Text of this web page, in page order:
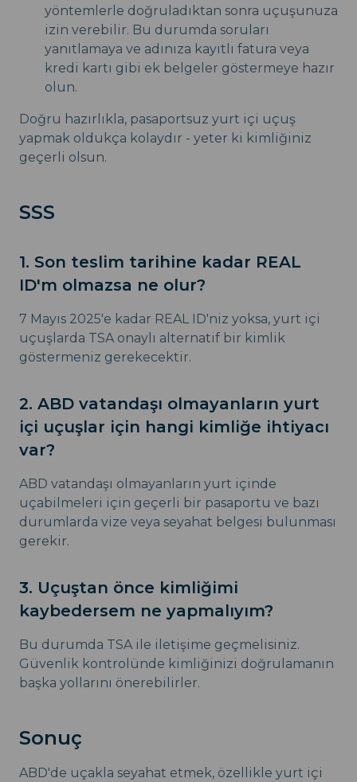
yöntemlerle doğruladıktan sonra uçuşunuza
izin verebilir. Bu durumda soruları
yanıtlamaya ve adınıza kayıtlı fatura veya
kredi kartı gibi ek belgeler göstermeye hazır
olun.
Doğru hazırlıkla, pasaportsuz yurt içi uçuş
yapmak oldukça kolaydır - yeter ki kimliğiniz
geçerli olsun.
SSS
1. Son teslim tarihine kadar REAL
ID'm olmazsa ne olur?
7 Mayıs 2025'e kadar REAL ID'niz yoksa, yurt içi
uçuşlarda TSA onaylı alternatif bir kimlik
göstermeniz gerekecektir.
2. ABD vatandaşı olmayanların yurt
içi uçuşlar için hangi kimliğe ihtiyacı
var?
ABD vatandaşı olmayanların yurt içinde
uçabilmeleri için geçerli bir pasaportu ve bazı
durumlarda vize veya seyahat belgesi bulunması
gerekir.
3. Uçuştan önce kimliğimi
kaybedersem ne yapmalıyım?
Bu durumda TSA ile iletişime geçmelisiniz.
Güvenlik kontrolünde kimliğinizi doğrulamanın
başka yollarını önerebilirler.
Sonuç
ABD'de uçakla seyahat etmek, özellikle yurt içi